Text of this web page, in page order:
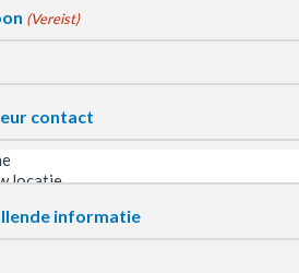
(Vereist)
contact
informatie